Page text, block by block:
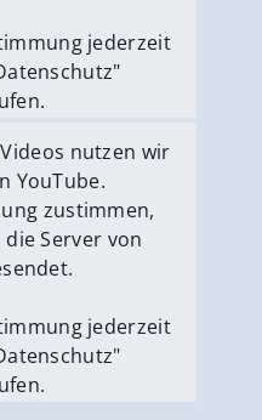
jederzeit
erlaubennutzen wir
YouTube.
zustimmen,
Server von
jederzeit